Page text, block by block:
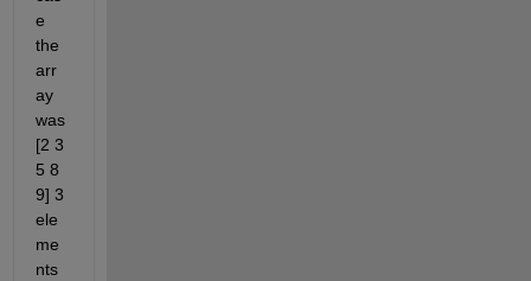
e
the
arr
ay
was
[2 3
5 8
9] 3
ele
me
nts